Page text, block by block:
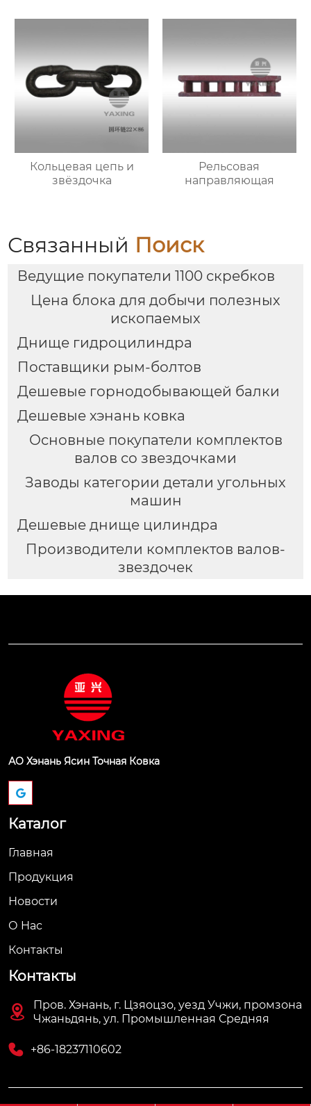
Кольцевая цепь и
звёздочка
Рельсовая
направляющая
Связанный Поиск
Ведущие покупатели 1100 скребков
Цена блока для добычи полезных
ископаемых
Днище гидроцилиндра
Поставщики рым-болтов
Дешевые горнодобывающей балки
Дешевые хэнань ковка
Основные покупатели комплектов
валов со звездочками
Заводы категории детали угольных
машин
Дешевые днище цилиндра
Производители комплектов валов-
звездочек
АО Хэнань Ясин Точная Ковка
Каталог
Главная
Продукция
Новости
О Hас
Контакты
Контакты

Пров. Хэнань, г. Цзяоцзо, уезд Учжи, промзона
Чжаньдянь, ул. Промышленная Средняя
 +86-18237110602